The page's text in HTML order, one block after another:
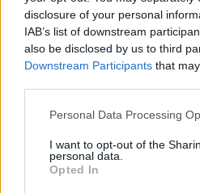
disclosure of your personal
IAB’s list of downstream
also be disclosed by us to third
Downstream Participants that
Personal Data Processing
I want to opt-out of the
personal data.
Opted In
Kultura
Sobota bude na Novém
a dalším plavidlům
Martin Poulíček 5. 8. 2019
ročník Příbramské neckyády, která se